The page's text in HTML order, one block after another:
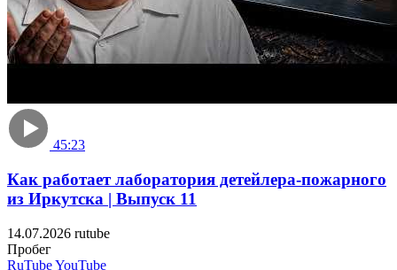
45:23
Как работает лаборатория детейлера-пожарного
из Иркутска | Выпуск 11
14.07.2026 rutube
Пробе
RuTubeYouTube